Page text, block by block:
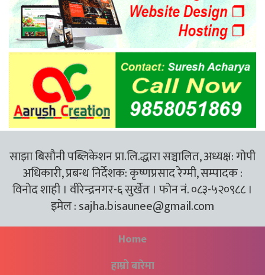
साझा बिसौनी पब्लिकेशन प्रा.लि.द्धारा सञ्चालित, अध्यक्ष: गोपी
अधिकारी, प्रबन्ध निर्देशक: कृष्णप्रसाद रेग्मी, सम्पादक :
विनोद शाही । वीरेन्द्रनगर-६ सुर्खेत । फोन नं. ०८३-५२०९८८ ।
इमेल :sajha.bisaunee@gmail.com
Home
हाम्रो बारेमा